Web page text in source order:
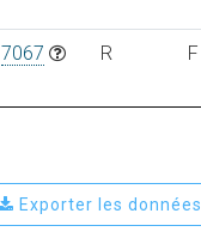
7067 R F
Exporter les données